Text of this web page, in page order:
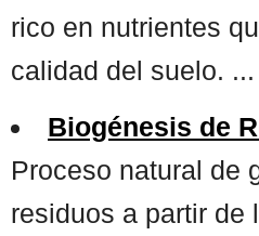
rico en nutrientes
calidad del suelo. ...
Biogénesis de
Proceso natural de
residuos a partir de